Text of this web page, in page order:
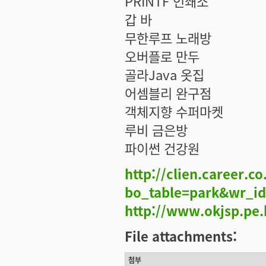
갑 바
무한루프 노래방
오버플로 만두
골라Java 옷집
어셈블리 완구점
객체지향 수퍼마켓
루비 금은방
파이썬 건강원
http://
http://
File attachments:
첨부